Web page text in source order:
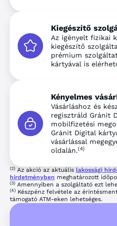
Kiegészítő
Az igényelt fizikai
kiegészítő
prémium
kártyával is
Kényelmes
Vásárláshoz és
regisztráld Gránit
mobilfizetési
Gránit Digital
vásárlással
oldalán.(4)
(2) Az akció az aktuális lakossági
hirdetményben meghatározott
(3) Amennyiben a szolgáltató ezt
(4) Készpénz felvétele az
támogató ATM-eken lehetséges.